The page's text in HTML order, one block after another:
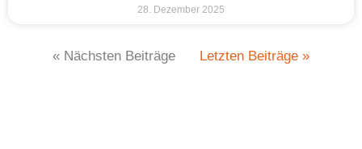
28. Dezember 2025
« Nächsten Beiträge Letzten Beiträge »